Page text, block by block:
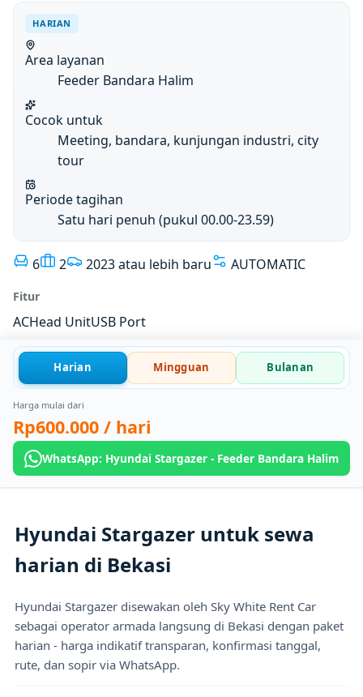
HARIAN
Area layanan
Feeder Bandara Halim
Cocok untuk
Meeting, bandara, kunjungan industri, city
tour
Periode tagihan
Satu hari penuh (pukul 00.00-23.59)
6 2 2023 atau lebih baru AUTOMATIC
Fitur
ACHead UnitUSB Port
Harian Mingguan Bulanan
Harga mulai dari
Rp600.000 / hari
WhatsApp: Hyundai Stargazer - Feeder Bandara Halim
Hyundai Stargazer untuk sewa
harian di Bekasi
Hyundai Stargazer disewakan oleh Sky White Rent Car
sebagai operator armada langsung di Bekasi dengan paket
harian - harga indikatif transparan, konfirmasi tanggal,
rute, dan sopir via WhatsApp.